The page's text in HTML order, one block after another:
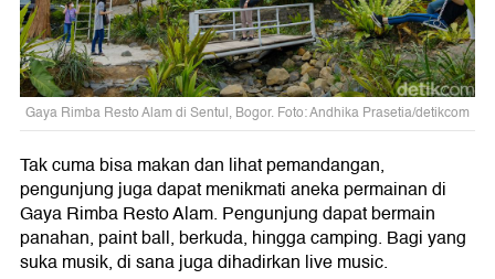
Gaya Rimba Resto Alam di Sentul, Bogor. Foto: Andhika Prasetia/detikcom
Tak cuma bisa makan dan lihat pemandangan,
pengunjung juga dapat menikmati aneka permainan di
Gaya Rimba Resto Alam. Pengunjung dapat bermain
panahan, paint ball, berkuda, hingga camping. Bagi yang
suka musik, di sana juga dihadirkan live music.